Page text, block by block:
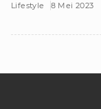
Lifestyle 8 Mei 2023